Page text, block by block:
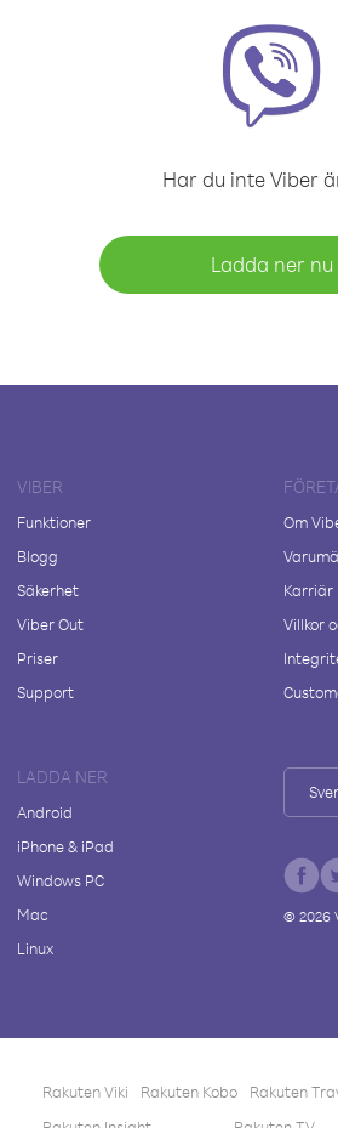
Har du inte Viber
Ladda ner nu
VIBER
Funktioner
Blogg
Säkerhet
Viber Out
Priser
Support
Om
Karriär
Villkor
LADDA NER
Android
iPhone & iPad
Windows PC
Mac
Linux
© 2026
Rakuten Viki Rakuten Kobo Rakuten